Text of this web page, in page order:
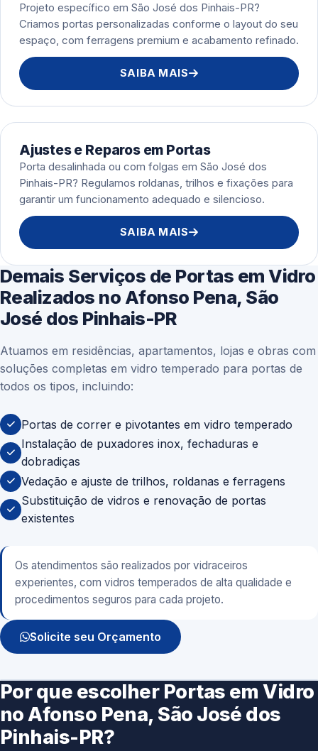
Projeto específico em São José dos Pinhais-PR?
Criamos portas personalizadas conforme o layout do seu
espaço, com ferragens premium e acabamento refinado.
SAIBA MAIS
Ajustes e Reparos em Portas
Porta desalinhada ou com folgas em São José dos
Pinhais-PR? Regulamos roldanas, trilhos e fixações para
garantir um funcionamento adequado e silencioso.
SAIBA MAIS
Demais Serviços de Portas em Vidro
Realizados no Afonso Pena, São
José dos Pinhais-PR
Atuamos em residências, apartamentos, lojas e obras com
soluções completas em vidro temperado para portas de
todos os tipos, incluindo:
Portas de correr e pivotantes em vidro temperado
Instalação de puxadores inox, fechaduras e
dobradiças
Vedação e ajuste de trilhos, roldanas e ferragens
Substituição de vidros e renovação de portas
existentes
Os atendimentos são realizados por vidraceiros
experientes, com vidros temperados de alta qualidade e
procedimentos seguros para cada projeto.
Solicite seu Orçamento
Por que escolher Portas em Vidro
no Afonso Pena, São José dos
Pinhais-PR?